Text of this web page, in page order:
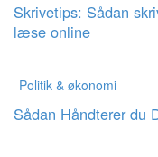
Skrivetips: Sådan
læse online
Politik & økonomi
Sådan Håndterer du